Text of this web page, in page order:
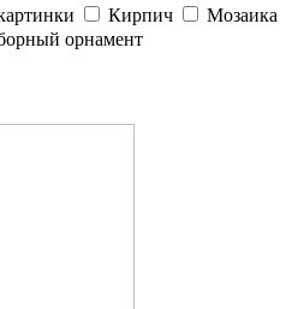
Кирпич
Мозаика
орнамент